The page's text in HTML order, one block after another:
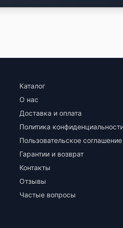
Каталог
О нас
Доставка и оплата
Политика
Пользовательское соглашение
Гарантии и возврат
Контакты
Отзывы
Частые вопросы